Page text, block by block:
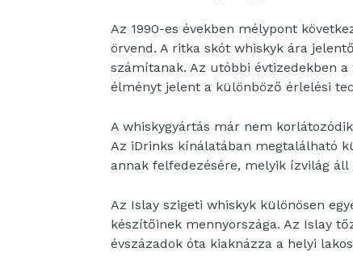
Az 1990-es években mélypont
örvend. A ritka skót whiskyk ára
számítanak. Az utóbbi évtizedekben
élményt jelent a különböző érlelési
A whiskygyártás már nem
Az iDrinks kínálatában megtalálható
annak felfedezésére, melyik ízvilág áll
Az Islay szigeti whiskyk különösen
készítőinek mennyországa. Az Islay
évszázadok óta kiaknázza a helyi